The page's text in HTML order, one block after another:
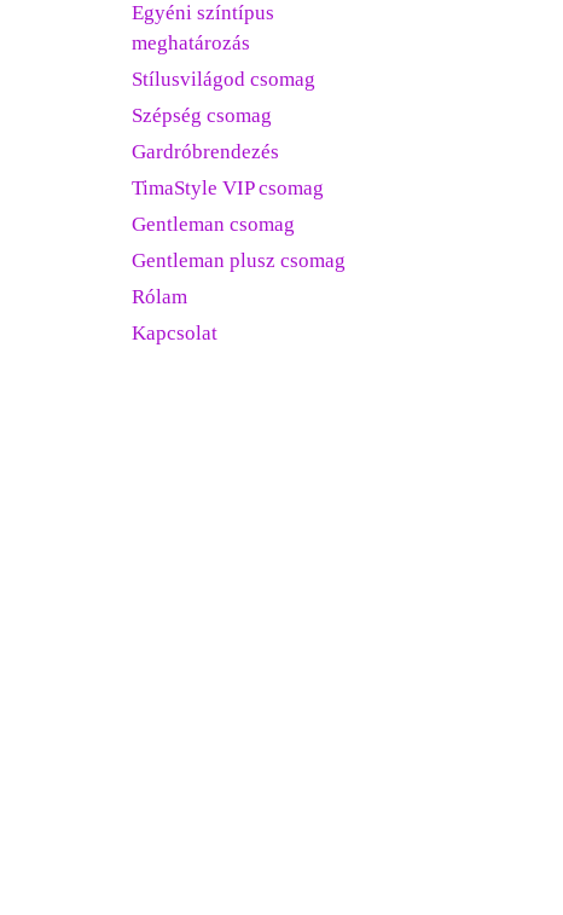
Egyéni színtípus
meghatározás
Stílusvilágod csomag
Szépség csomag
Gardróbrendezés
TimaStyle VIP csomag
Gentleman csomag
Gentleman plusz csomag
Rólam
Kapcsolat